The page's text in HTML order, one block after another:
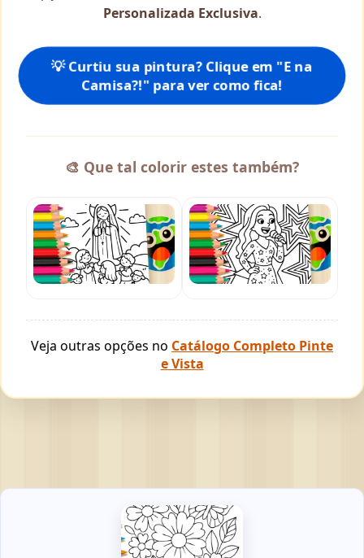
Personalizada Exclusiva.
💡 Curtiu sua pintura? Clique em "E na
Camisa?!" para ver como fica!
🎨 Que tal colorir estes também?
Veja outras opções no Catálogo Completo Pinte
e Vista